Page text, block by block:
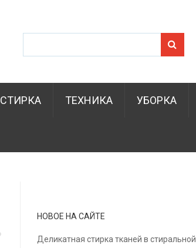
СТИРКА ТЕХНИКА УБОРКА
НОВОЕ НА САЙТЕ
Деликатная стирка тканей в стиральной